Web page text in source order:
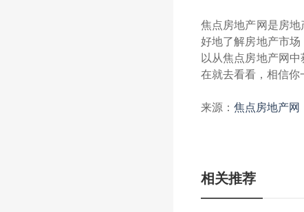
焦点房地产网是房
好地了解房地产市
以从焦点房地产网
在就去看看，相信你
来源： 焦点房地产网
相关推荐